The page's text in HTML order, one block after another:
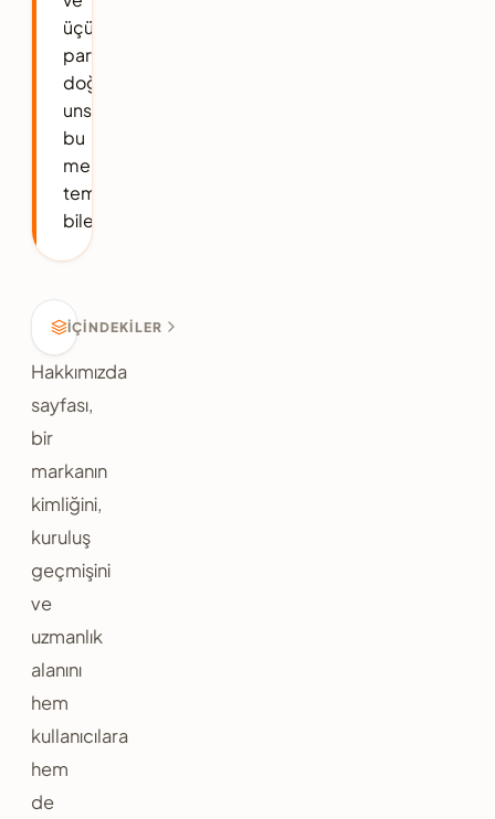
üçüncü
parti
doğrulama
unsurları
bu
merkezin
temel
bileşenleridir.
İÇINDEKILER
Hakkımızda
sayfası,
bir
markanın
kimliğini,
kuruluş
geçmişini
ve
uzmanlık
alanını
hem
kullanıcılara
hem
de